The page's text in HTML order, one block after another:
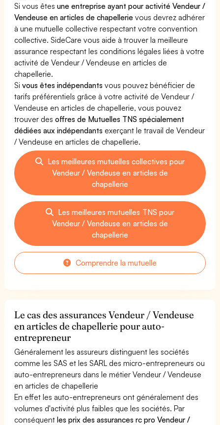
Si vous êtesune entreprise ayant pour activité Vendeur /
Vendeuse en articles de chapellerie vous devrez adhérer
à une mutuelle collective respectant votre convention
collective. SideCare vous aide à trouver la meilleure
assurance respectant les conditions légales liées à votre
activité de Vendeur / Vendeuse en articles de
chapellerie.
Sivous êtes indépendants vous pouvez bénéficier de
tarifs préférentiels grâce à votre activité de Vendeur /
Vendeuse en articles de chapellerie, vous pouvez
trouver desoffres de Mutuelles TNS spécialement
dédiées aux indépendants exerçant le travail de Vendeur
/ Vendeuse en articles de chapellerie.
Les meilleures mutuelles collectives pour
Vendeur / Vendeuse en articles de
chapellerie
Les meilleures mutuelles TNS pour
Vendeur / Vendeuse en articles de
chapellerie
Comprendre la mutuelle
Le cas des assurances Vendeur / Vendeuse
en articles de chapellerie pour auto-
entrepreneur
Généralement les assureurs distinguent les sociétés
comme les SAS et les SARL des micro-entrepreneurs ou
auto-entrepreneurs dans le métier Vendeur / Vendeuse
en articles de chapellerie
En effet les auto-entrepreneurs ont généralement des
volumes d'activité plus faibles que les sociétés. Par
conséquentles prix des assurances rc pro Vendeur /